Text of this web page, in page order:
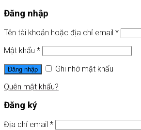
Đăng nhập
Tên tài khoản hoặc địa chỉ email *
Mật khẩu *
Đăng nhập
Ghi nhớ mật khẩu
Quên mật khẩu?
Đăng ký
Địa chỉ email *